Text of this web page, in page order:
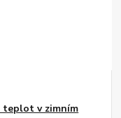
teplot v zimním